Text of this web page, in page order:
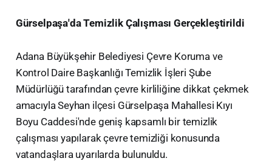
Gürselpaşa'da Temizlik Çalışması Gerçekleştirildi
Adana Büyükşehir Belediyesi Çevre Koruma ve
Kontrol Daire Başkanlığı Temizlik İşleri Şube
Müdürlüğü tarafından çevre kirliliğine dikkat çekmek
amacıyla Seyhan ilçesi Gürselpaşa Mahallesi Kıyı
Boyu Caddesi'nde geniş kapsamlı bir temizlik
çalışması yapılarak çevre temizliği konusunda
vatandaşlara uyarılarda bulunuldu.